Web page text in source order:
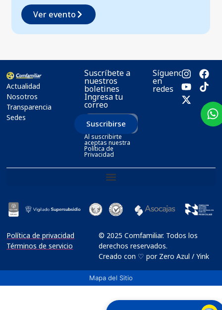
Ver evento
Actualidad
Nosotros
Transparencia
Sedes
Suscríbete a
nuestros
boletines
Ingresa tu
correo
Suscribirse
Al suscribirte
aceptas nuestra
Política de
Privacidad
Síguenos
en
redes
Política de privacidad
Términos de servicio
© 2025 Comfamiliar. Todos los
derechos reservados.
Creado con ♡ por Zero Azul / Yink
Mapa del Sitio